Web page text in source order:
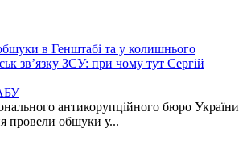
в Генштабі та у колишнього
зв’язку ЗСУ: при чому тут Сергій
антикорупційного бюро України
провели обшуки у...